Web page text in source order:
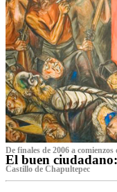
De finales de 2006 a comienzos
El buen
Castillo de Chapultepec